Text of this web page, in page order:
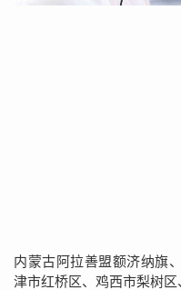
内蒙古阿拉善盟额济纳旗
津市红桥区、鸡西市梨树